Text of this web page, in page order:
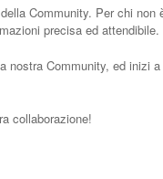
Community. Per chi
precisa ed attendibile.
nostra Community, ed inizi
collaborazione!